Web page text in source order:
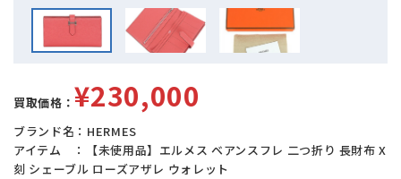
買取価格： ¥230,000
ブランド名：HERMES
アイテム ：【未使用品】エルメス ベアンスフレ 二つ折り 長財布 X
刻 シェーブル ローズアザレ ウォレット